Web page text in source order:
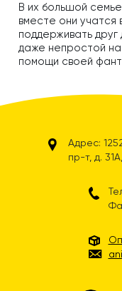
В их большой
вместе они учатся
поддерживать друг
даже непростой на
помощи своей
Адрес:
пр-т, д.